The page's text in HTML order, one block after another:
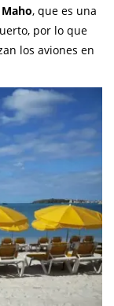
, que es una
por lo que
los aviones en